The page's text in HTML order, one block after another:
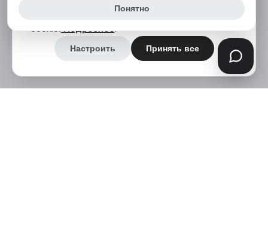
аналитических и маркетинговых файлов
cookie.Подробнее.
Настроить Принять все
Понятно